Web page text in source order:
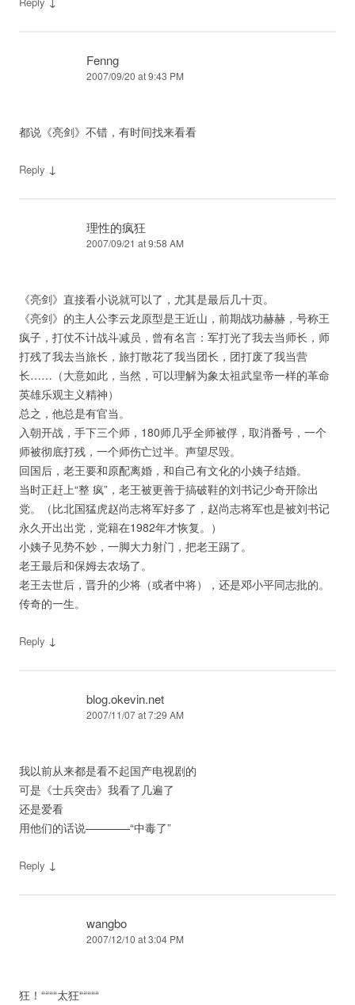
Fenng
2007/09/20 at 9:43 PM
都说《亮剑》不错，有时间找来看看
Reply ↓
理性的疯狂
2007/09/21 at 9:58 AM
《亮剑》直接看小说就可以了，尤其是最后几十页。
《亮剑》的主人公李云龙原型是王近山，前期战功赫赫，号称王
疯子，打仗不计战斗减员，曾有名言：军打光了我去当师长，师
打残了我去当旅长，旅打散花了我当团长，团打废了我当营
长……（大意如此，当然，可以理解为象太祖武皇帝一样的革命
英雄乐观主义精神）
总之，他总是有官当。
入朝开战，手下三个师，180师几乎全师被俘，取消番号，一个
师被彻底打残，一个师伤亡过半。声望尽毁。
回国后，老王要和原配离婚，和自己有文化的小姨子结婚。
当时正赶上“整 疯”，老王被更善于搞破鞋的刘书记少奇开除出
党。（比北国猛虎赵尚志将军好多了，赵尚志将军也是被刘书记
永久开出出党，党籍在1982年才恢复。）
小姨子见势不妙，一脚大力射门，把老王踢了。
老王最后和保姆去农场了。
老王去世后，晋升的少将（或者中将），还是邓小平同志批的。
传奇的一生。
Reply ↓
blog.okevin.net
2007/11/07 at 7:29 AM
我以前从来都是看不起国产电视剧的
可是《士兵突击》我看了几遍了
还是爱看
用他们的话说————“中毒了”
Reply ↓
wangbo
2007/12/10 at 3:04 PM
狂！““““太狂“““““